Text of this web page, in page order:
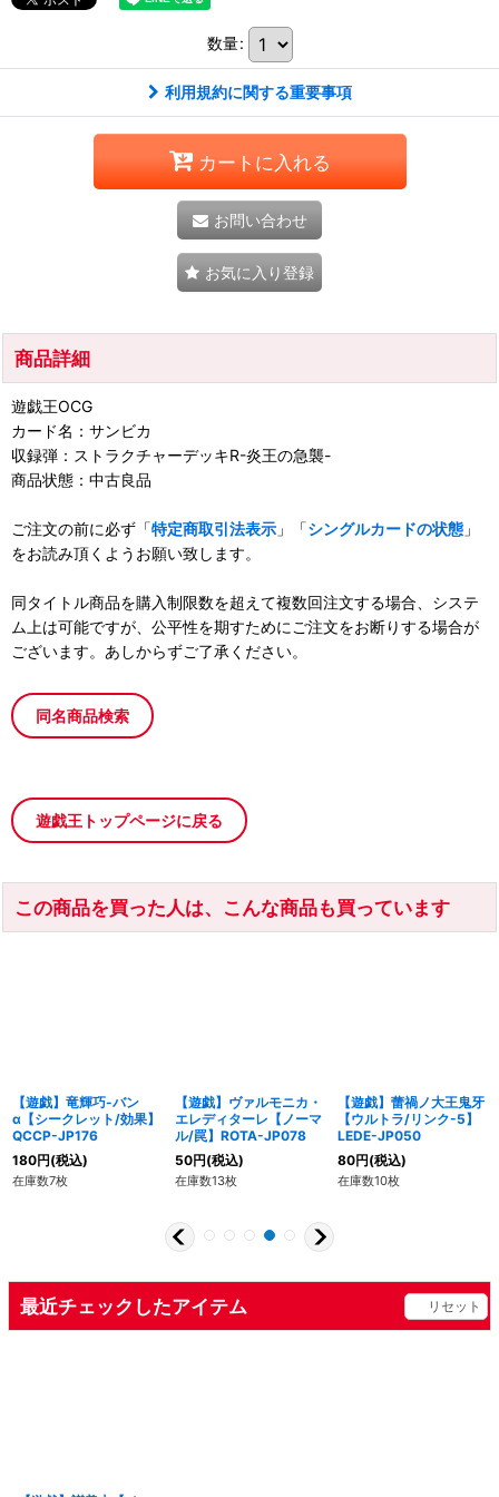
数量:
利用規約に関する重要事項
カートに入れる
お問い合わせ
お気に入り登録
商品詳細
遊戯王OCG
カード名：サンビカ
収録弾：ストラクチャーデッキR-炎王の急襲-
商品状態：中古良品
ご注文の前に必ず「特定商取引法表示 」「シングルカードの状態 」
をお読み頂くようお願い致します。
同タイトル商品を購入制限数を超えて複数回注文する場合、システ
ム上は可能ですが、公平性を期すためにご注文をお断りする場合が
ございます。あしからずご了承ください。
同名商品検索
遊戯王トップページに戻る
この商品を買った人は、こんな商品も買っています
【遊戯】竜輝巧-バン
α【シークレット/効果】
QCCP-JP176
180円(税込)
在庫数7枚
【遊戯】ヴァルモニカ・
エレディターレ【ノーマ
ル/罠】ROTA-JP078
50円(税込)
在庫数13枚
【遊戯】蕾禍ノ大王鬼牙
【ウルトラ/リンク-5】
LEDE-JP050
80円(税込)
在庫数10枚
最近チェックしたアイテム リセット